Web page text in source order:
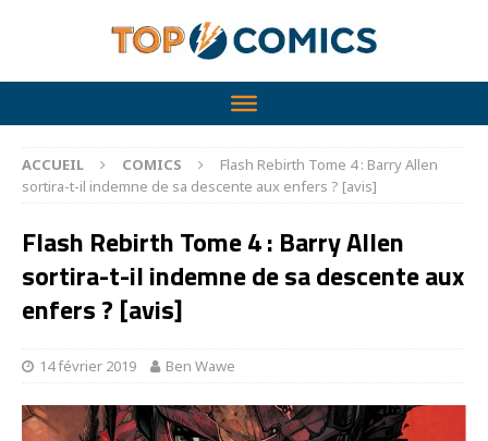
ACCUEIL COMICS
Flash Rebirth Tome 4 : Barry Allen
sortira-t-il indemne de sa descente aux enfers ? [avis]
Flash Rebirth Tome 4 : Barry Allen
sortira-t-il indemne de sa descente aux
enfers ? [avis]
14 février 2019 Ben Wawe